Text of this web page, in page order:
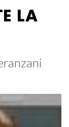
LA